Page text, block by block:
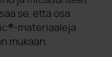
se, että osa
materiaaleja
mukaan.